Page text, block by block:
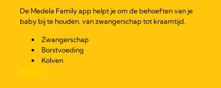
De Medela Family app helpt je om de behoeften van je
baby bij te houden, van zwangerschap tot kraamtijd.
Zwangerschap
Borstvoeding
Kolven